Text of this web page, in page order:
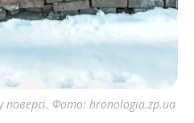
поверсі. Фото: hronologia.zp.ua